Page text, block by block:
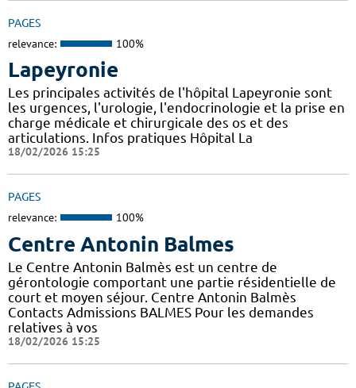
PAGES
relevance: 100%
Lapeyronie
Les principales activités de l'hôpital Lapeyronie sont
les urgences, l'urologie, l'endocrinologie et la prise en
charge médicale et chirurgicale des os et des
articulations. Infos pratiques Hôpital La
18/02/2026 15:25
PAGES
relevance: 100%
Centre Antonin Balmes
Le Centre Antonin Balmès est un centre de
gérontologie comportant une partie résidentielle de
court et moyen séjour. Centre Antonin Balmès
Contacts Admissions BALMES Pour les demandes
relatives à vos
18/02/2026 15:25